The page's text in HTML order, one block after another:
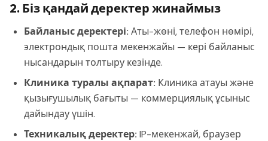
2. Біз қандай деректер жинаймыз
Байланыс деректері: Аты-жөні, телефон нөмірі,
электрондық пошта мекенжайы — кері байланыс
нысандарын толтыру кезінде.
Клиника туралы ақпарат: Клиника атауы және
қызығушылық бағыты — коммерциялық ұсыныс
дайындау үшін.
Техникалық деректер: IP-мекенжай, браузер